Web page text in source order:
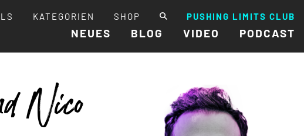
KATEGORIEN SHOP PUSHING LIMITS CLUB
NEUES BLOG VIDEO PODCAST
Nico